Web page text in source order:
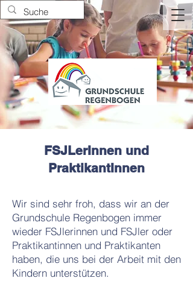
FSJLerInnen und
PraktikantInnen
Wir sind sehr froh, dass wir an der
Grundschule Regenbogen immer
wieder FSJlerinnen und FSJler oder
Praktikantinnen und Praktikanten
haben, die uns bei der Arbeit mit den
Kindern unterstützen.